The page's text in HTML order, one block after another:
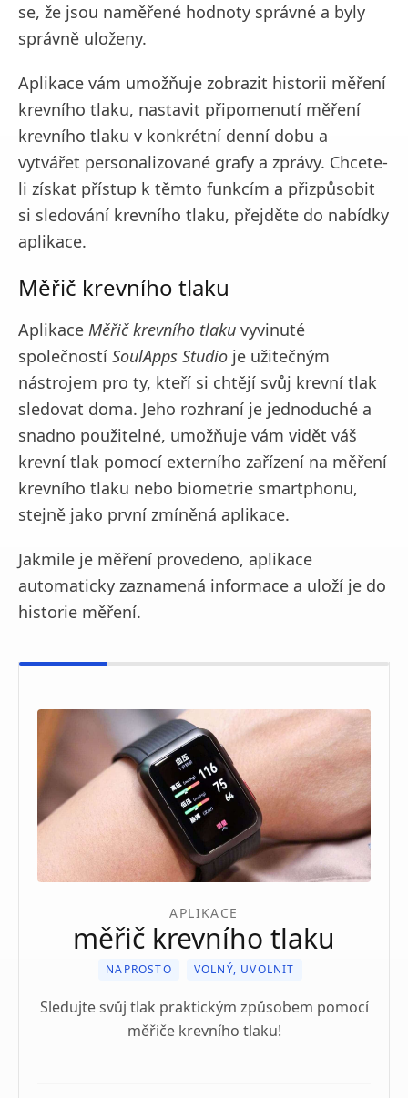
se, že jsou naměřené hodnoty správné a byly
správně uloženy.
Aplikace vám umožňuje zobrazit historii měření
krevního tlaku, nastavit připomenutí měření
krevního tlaku v konkrétní denní dobu a
vytvářet personalizované grafy a zprávy. Chcete-
li získat přístup k těmto funkcím a přizpůsobit
si sledování krevního tlaku, přejděte do nabídky
aplikace.
Měřič krevního tlaku
Aplikace Měřič krevního tlaku vyvinuté
společností SoulApps Studio je užitečným
nástrojem pro ty, kteří si chtějí svůj krevní tlak
sledovat doma. Jeho rozhraní je jednoduché a
snadno použitelné, umožňuje vám vidět váš
krevní tlak pomocí externího zařízení na měření
krevního tlaku nebo biometrie smartphonu,
stejně jako první zmíněná aplikace.
Jakmile je měření provedeno, aplikace
automaticky zaznamená informace a uloží je do
historie měření.
APLIKACE
měřič krevního tlaku
NAPROSTO VOLNÝ, UVOLNIT
Sledujte svůj tlak praktickým způsobem pomocí
měřiče krevního tlaku!